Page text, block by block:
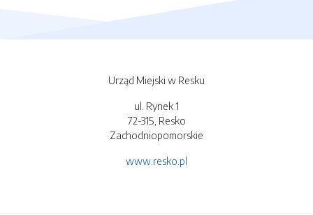
Urząd Miejski w Resku
ul. Rynek 1
72-315, Resko
Zachodniopomorskie
www.resko.pl